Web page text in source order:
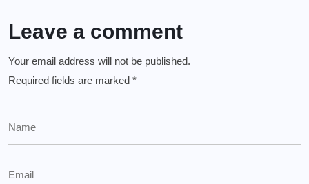
Leave a comment
Your email address will not be published.
Required fields are marked *